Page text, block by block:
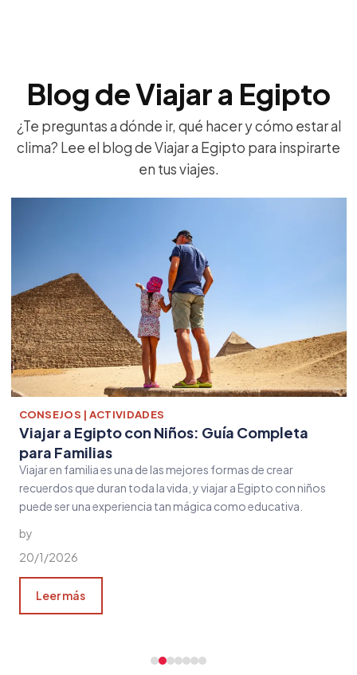
Blog de Viajar a Egipto
¿Te preguntas a dónde ir, qué hacer y cómo estar al
clima? Lee el blog de Viajar a Egipto para inspirarte
en tus viajes.
CONSEJOS | ACTIVIDADES
Viajar a Egipto con Niños: Guía Completa
para Familias
Viajar en familia es una de las mejores formas de crear
recuerdos que duran toda la vida, y viajar a Egipto con niños
puede ser una experiencia tan mágica como educativa.
by
20/1/2026
Leer más